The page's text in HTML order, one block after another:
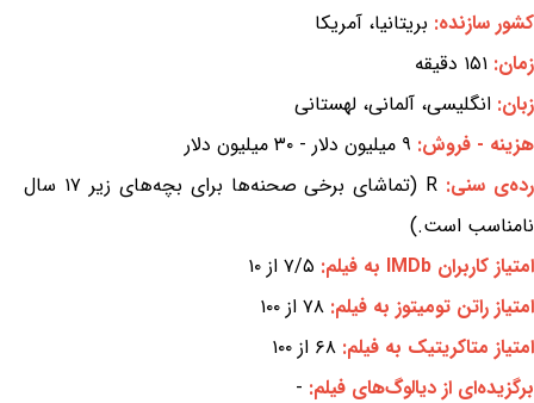
کشور سازنده: بریتانیا، آمریکا
زمان: ۱۵۱ دقیقه
زبان: انگلیسی، آلمانی، لهستانی
هزینه - فروش: ۹ میلیون دلار - ۳۰ میلیون دلار
رده‌ی سنی:
R (تماشای برخی صحنه‌ها برای بچه‌های زیر ۱۷ سال
نامناسب است.)
امتیاز کاربران IMDb به فیلم:
۷/۵ از ۱۰
امتیاز راتن تومیتوز به فیلم: ۷۸ از ۱۰۰
امتیاز متاکریتیک به فیلم: ۶۸ از ۱۰۰
برگزیده‌ای از دیالوگ‌های فیلم: -